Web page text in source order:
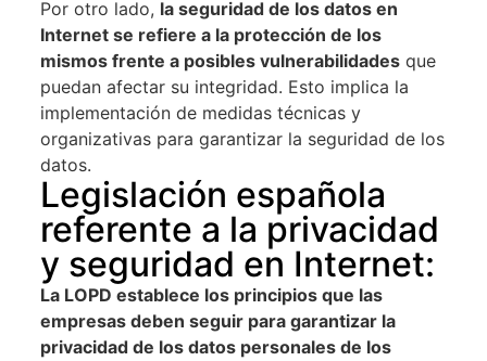
Por otro lado, la seguridad de los datos en
Internet se refiere a la protección de los
mismos frente a posibles vulnerabilidadesque
puedan afectar su integridad. Esto implica la
implementación de medidas técnicas y
organizativas para garantizar la seguridad de los
datos.
Legislación española
referente a la privacidad
y seguridad en Internet:
La LOPD establece los principios que las
empresas deben seguir para garantizar la
privacidad de los datos personales de los